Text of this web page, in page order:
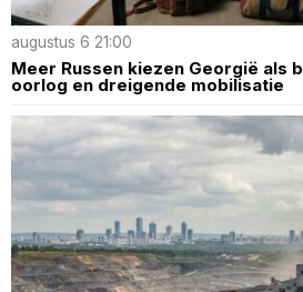
augustus 6 21:00
Meer Russen kiezen Georgië als
oorlog en dreigende mobilisatie